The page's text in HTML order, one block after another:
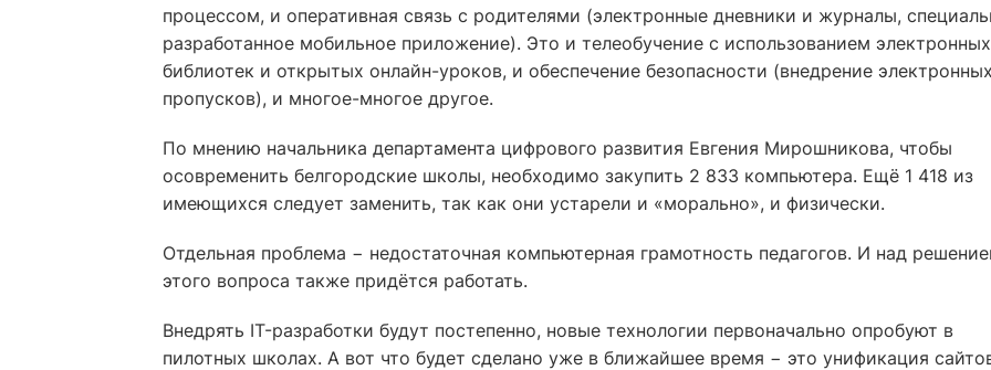
процессом, и оперативная связь с родителями (электронные дневники и журналы,
разработанное мобильное приложение). Это и телеобучение с использованием электронных
библиотек и открытых онлайн-уроков, и обеспечение безопасности (внедрение электронных
пропусков), и многое-многое другое.
По мнению начальника департамента цифрового развития Евгения Мирошникова, чтобы
осовременить белгородские школы, необходимо закупить 2 833 компьютера. Ещё 1 418 из
имеющихся следует заменить, так как они устарели и «морально», и физически.
Отдельная проблема − недостаточная компьютерная грамотность педагогов. И над
этого вопроса также придётся работать.
Внедрять IT-разработки будут постепенно, новые технологии первоначально опробуют в
пилотных школах. А вот что будет сделано уже в ближайшее время − это унификация